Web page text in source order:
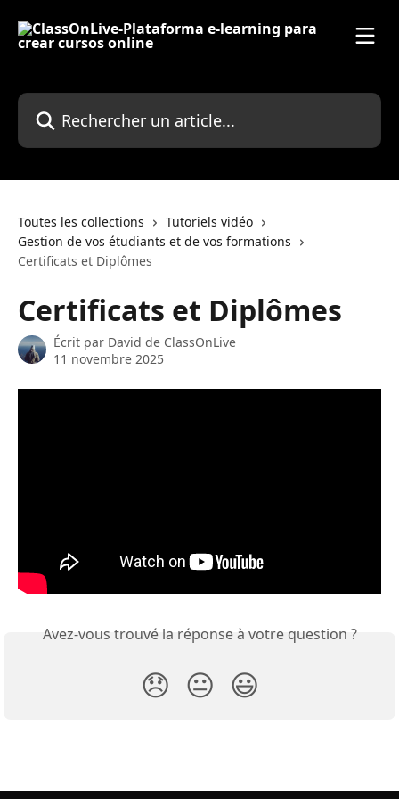
Rechercher un article...
Toutes les collections
Tutoriels vidéo
Gestion de vos étudiants et de vos formations
Certificats et Diplômes
Certificats et Diplômes
Écrit par David de ClassOnLive
11 novembre 2025
Avez-vous trouvé la réponse à votre question ?
😞 😐 😃